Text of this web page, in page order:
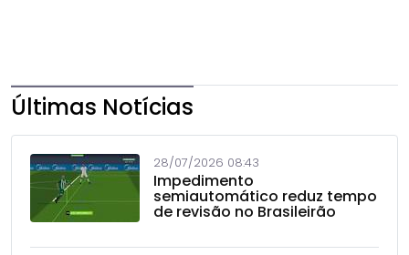
Últimas Notícias
28/07/2026 08:43
Impedimento
semiautomático reduz tempo
de revisão no Brasileirão